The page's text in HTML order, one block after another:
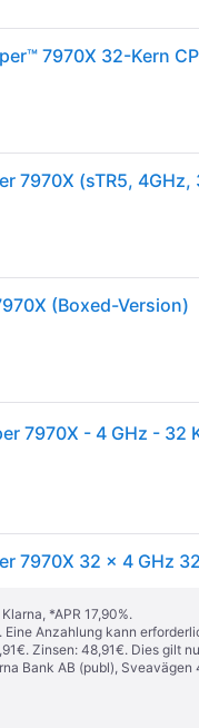
(Boxed-Version)
*APR 17,90%.
Eine Anzahlung kann
Zinsen: 48,91€. Dies gilt
Bank AB (publ),